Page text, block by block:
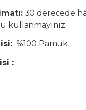
30 derecede
kullanmayınız.
%100 Pamuk
: